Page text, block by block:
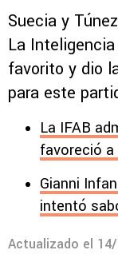
Suecia y
La
favorito y dio
para este
La IFAB
favoreció a
Gianni
intentó
Actualizado el